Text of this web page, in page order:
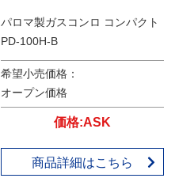
パロマ製ガスコンロ コンパクト
PD-100H-B
希望小売価格：
オープン価格
価格:ASK
商品詳細はこちら